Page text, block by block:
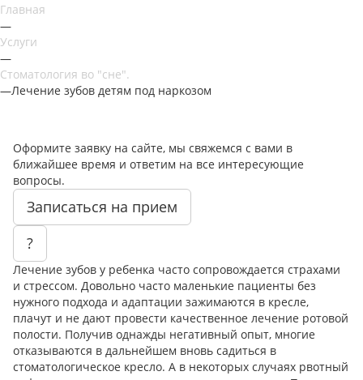
Главная
—
Услуги
—
Стоматология во "сне".
—Лечение зубов детям под наркозом
Оформите заявку на сайте, мы свяжемся с вами в
ближайшее время и ответим на все интересующие
вопросы.
Записаться на прием
?
Лечение зубов у ребенка часто сопровождается страхами
и стрессом. Довольно часто маленькие пациенты без
нужного подхода и адаптации зажимаются в кресле,
плачут и не дают провести качественное лечение ротовой
полости. Получив однажды негативный опыт, многие
отказываются в дальнейшем вновь садиться в
стоматологическое кресло. А в некоторых случаях рвотный